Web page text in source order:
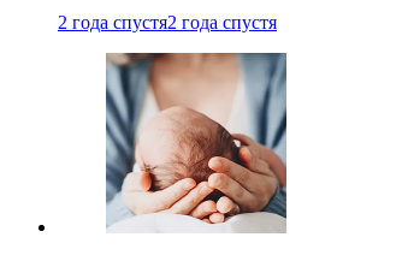
2 года спустя2 года спустя